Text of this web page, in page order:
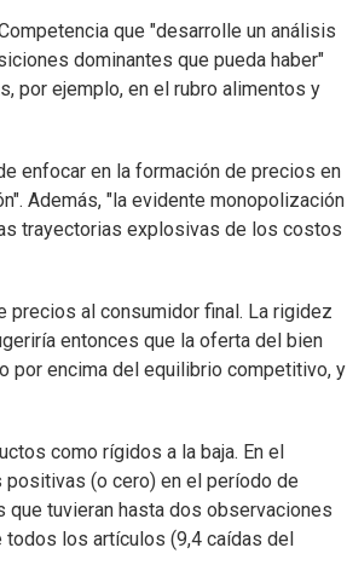
que "desarrolle un análisis
dominantes que pueda haber"
por ejemplo, en el rubro alimentos y
enfocar en la formación de precios en
Además, "la evidente monopolización
trayectorias explosivas de los costos
precios al consumidor final. La rigidez
entonces que la oferta del bien
por encima del equilibrio competitivo, y
como rígidos a la baja. En el
(o cero) en el período de
tuvieran hasta dos observaciones
los artículos (9,4 caídas del